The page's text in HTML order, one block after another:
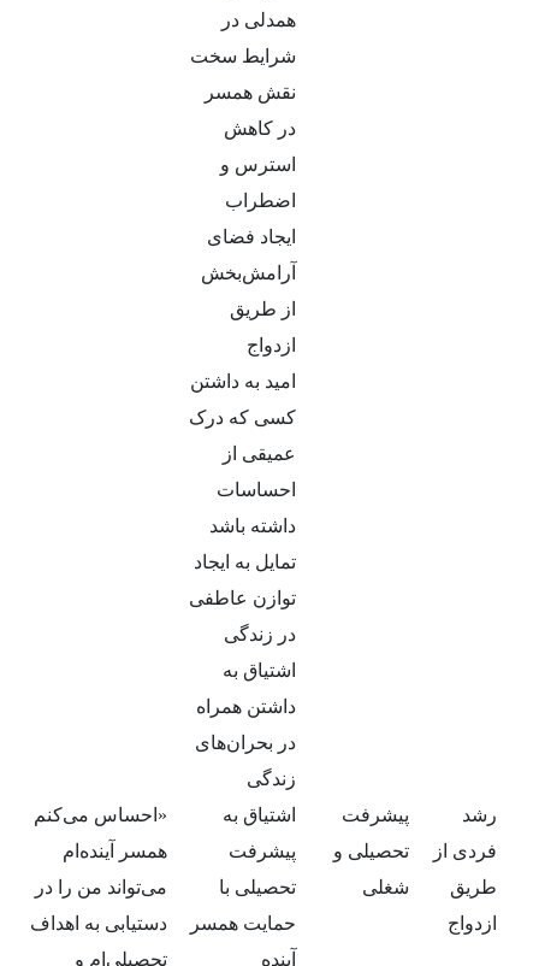
همدلی در
شرایط سخت
نقش همسر
در کاهش
استرس و
اضطراب
ایجاد فضای
آرامش‌بخش
از طریق
ازدواج
امید به داشتن
کسی که درک
عمیقی از
احساسات
داشته باشد
تمایل به ایجاد
توازن عاطفی
در زندگی
اشتیاق به
داشتن همراه
در بحران‌های
زندگی
رشد
فردی از
طریق
ازدواج
پیشرفت
تحصیلی و
شغلی
اشتیاق به
پیشرفت
تحصیلی با
حمایت همسر
آینده
«احساس می‌کنم
همسر آینده‌ام
می‌تواند من را در
دستیابی به اهداف
تحصیلی‌ام و